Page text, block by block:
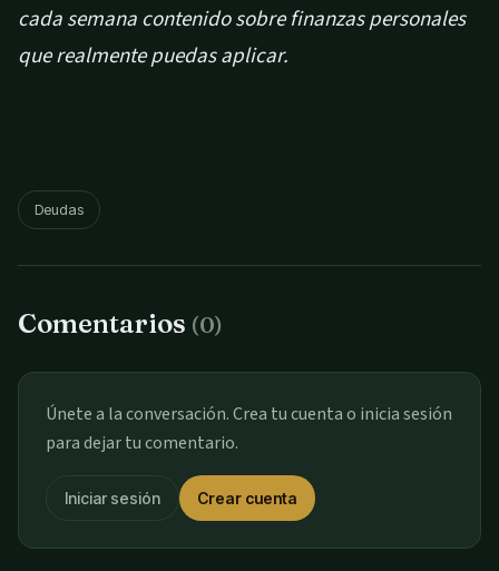
cada semana contenido sobre finanzas personales
que realmente puedas aplicar.
Deudas
Comentarios (0)
Únete a la conversación. Crea tu cuenta o inicia sesión
para dejar tu comentario.
Iniciar sesión Crear cuenta